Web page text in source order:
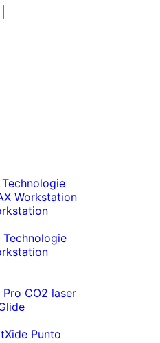
Workstation
Technologie
Pro CO2 laser
Punto